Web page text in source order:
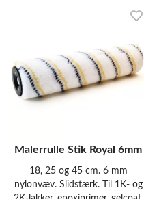
Malerrulle Stik Royal 6mm
18, 25 og 45 cm. 6 mm
nylonvæv. Slidstærk. Til 1K- og